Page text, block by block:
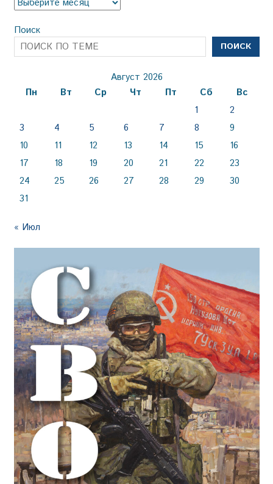
Поиск
ПОИСК
Август 2026
Пн
Вт Ср Чт Пт Сб
Вс
1
2
3
4 5 6 7 8
9
10
11 12 13 14 15
16
17
18 19 20 21 22
23
24
25 26 27 28 29
30
31
« Июл